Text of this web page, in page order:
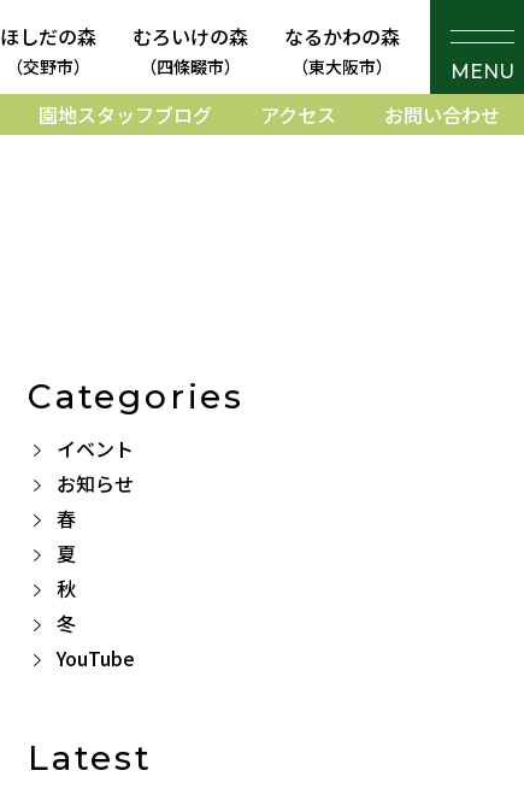
ほしだの森
（交野市）
むろいけの森
（四條畷市）
なるかわの森
（東大阪市） MENU
園地スタッフブログ アクセス お問い合わせ
Categories
イベント
お知らせ
春
夏
秋
冬
YouTube
Latest